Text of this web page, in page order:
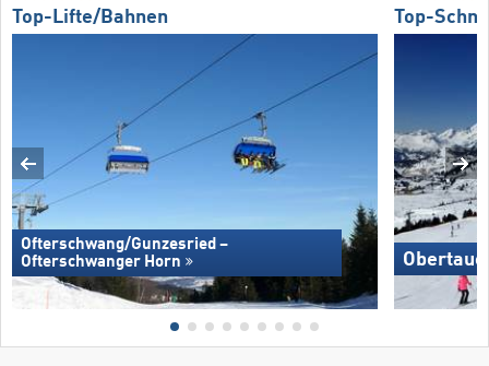
Top-Lifte/Bahnen
Ofterschwang/​Gunzesried –
Ofterschwanger Horn
Top-